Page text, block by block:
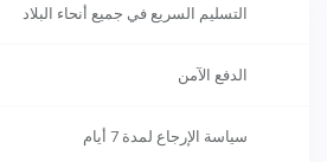
التسليم السريع في جميع أنحاء البلاد
الدفع الآمن
سياسة الإرجاع لمدة 7 أيام